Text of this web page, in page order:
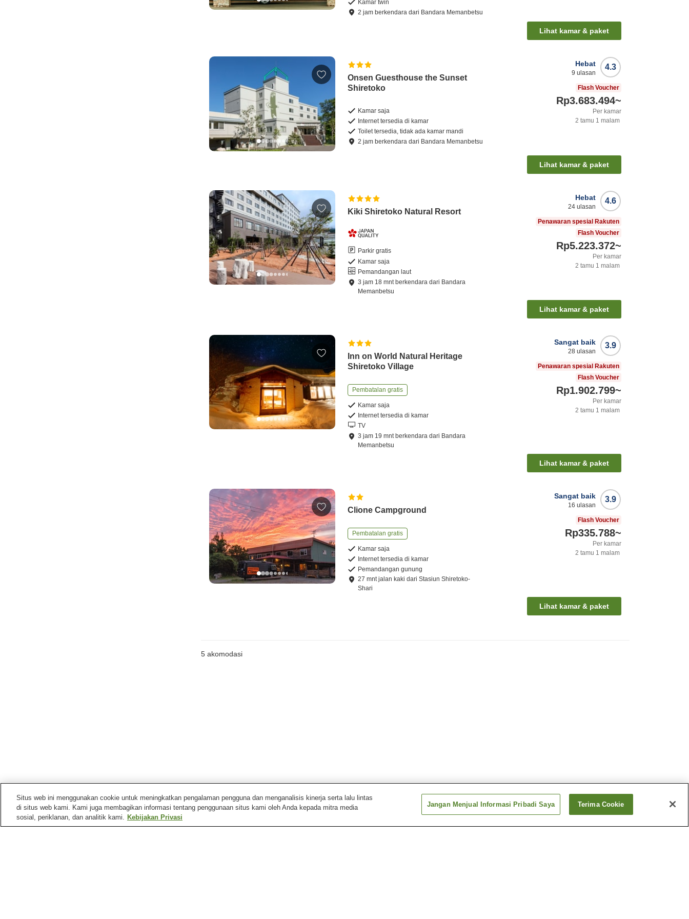
Kamar twin
2 jam berkendara dari Bandara Memanbetsu
Lihat kamar & paket
Onsen Guesthouse the Sunset
Shiretoko
Kamar saja
Internet tersedia di kamar
Toilet tersedia, tidak ada kamar mandi
2 jam berkendara dari Bandara Memanbetsu
4.3
Hebat
9 ulasan
Flash Voucher
Rp3.683.494~
Per kamar
2 tamu 1 malam
Lihat kamar & paket
Kiki Shiretoko Natural Resort
Parkir gratis
Kamar saja
Pemandangan laut
3 jam 18 mntberkendara dari Bandara
Memanbetsu
4.6
Hebat
24 ulasan
Penawaran spesial Rakuten
Flash Voucher
Rp5.223.372~
Per kamar
2 tamu 1 malam
Lihat kamar & paket
Inn on World Natural Heritage
Shiretoko Village
Pembatalan gratis
Kamar saja
Internet tersedia di kamar
TV
3 jam 19 mntberkendara dari Bandara
Memanbetsu
3.9
Sangat baik
28 ulasan
Penawaran spesial Rakuten
Flash Voucher
Rp1.902.799~
Per kamar
2 tamu 1 malam
Lihat kamar & paket
Clione Campground
Pembatalan gratis
Kamar saja
Internet tersedia di kamar
Pemandangan gunung
27 mntjalan kaki dariStasiun Shiretoko-
Shari
3.9
Sangat baik
16 ulasan
Flash Voucher
Rp335.788~
Per kamar
2 tamu 1 malam
Lihat kamar & paket
5 akomodasi
Kota Shari
Situs web ini menggunakan cookie untuk meningkatkan pengalaman pengguna dan menganalisis kinerja serta lalu lintas
di situs web kami. Kami juga membagikan informasi tentang penggunaan situs kami oleh Anda kepada mitra media
sosial, periklanan, dan analitik kami. Kebijakan Privasi
Jangan Menjual Informasi Pribadi Saya Terima Cookie